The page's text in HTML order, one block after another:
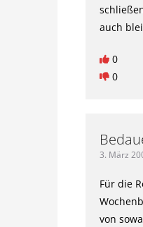
auch
0
0
3. März
Für die
von